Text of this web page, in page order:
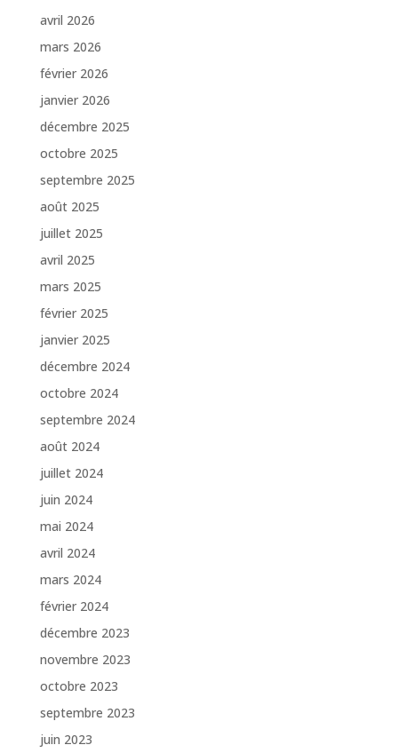
avril 2026
mars 2026
février 2026
janvier 2026
décembre 2025
octobre 2025
septembre 2025
août 2025
juillet 2025
avril 2025
mars 2025
février 2025
janvier 2025
décembre 2024
octobre 2024
septembre 2024
août 2024
juillet 2024
juin 2024
mai 2024
avril 2024
mars 2024
février 2024
décembre 2023
novembre 2023
octobre 2023
septembre 2023
juin 2023